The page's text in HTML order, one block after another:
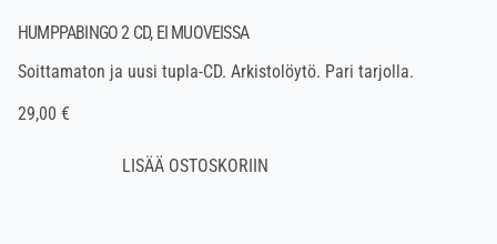
HUMPPABINGO 2 CD, EI MUOVEISSA
Soittamaton ja uusi tupla-CD. Arkistolöytö. Pari tarjolla.
29,00 €